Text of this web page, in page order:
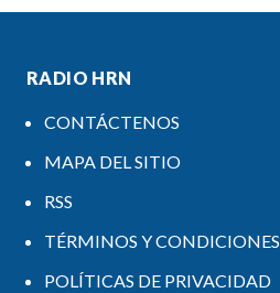
RADIO HRN
CONTÁCTENOS
MAPA DEL SITIO
RSS
TÉRMINOS Y CONDICIONES
POLÍTICAS DE PRIVACIDAD